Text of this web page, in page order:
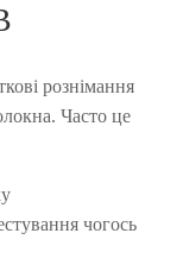
рознімання
Часто це
чогось